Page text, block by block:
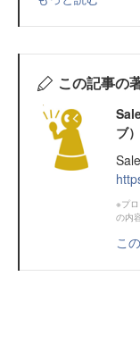
この記事の
ブ）
※プ
の内
こ